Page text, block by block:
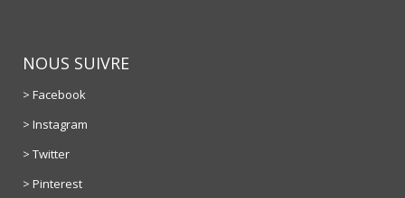
NOUS SUIVRE
> Facebook
> Instagram
> Twitter
> Pinterest